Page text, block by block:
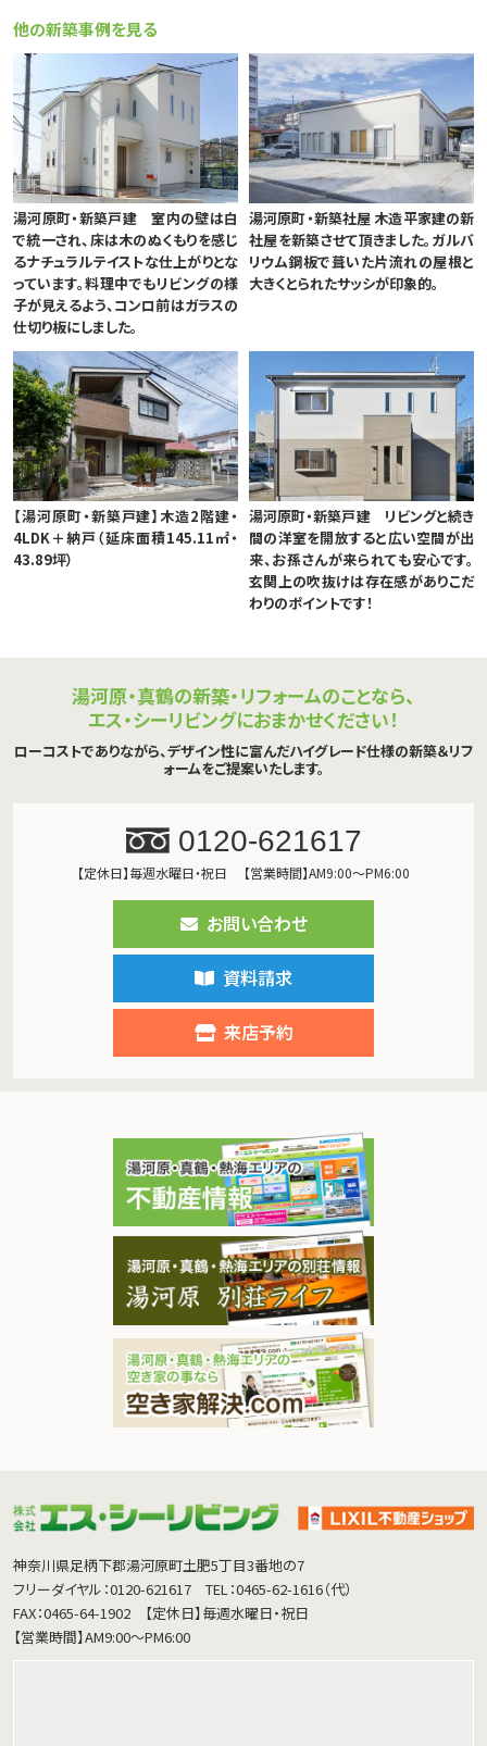
他の新築事例を見る
湯河原町・新築戸建 室内の壁は白
で統一され、床は木のぬくもりを感じ
るナチュラルテイストな仕上がりとな
っています。料理中でもリビングの様
子が見えるよう、コンロ前はガラスの
仕切り板にしました。
湯河原町・新築社屋 木造平家建の新
社屋を新築させて頂きました。ガルバ
リウム鋼板で葺いた片流れの屋根と
大きくとられたサッシが印象的。
【湯河原町・新築戸建】木造2階建・
4LDK＋納戸（延床面積145.11㎡・
43.89坪）
湯河原町・新築戸建 リビングと続き
間の洋室を開放すると広い空間が出
来、お孫さんが来られても安心です。
玄関上の吹抜けは存在感がありこだ
わりのポイントです！
湯河原・真鶴の新築・リフォームのことなら、
エス・シーリビングにおまかせください！
ローコストでありながら、デザイン性に富んだハイグレード仕様の新築＆リフ
ォームをご提案いたします。
0120-621617
【定休日】毎週水曜日・祝日 【営業時間】AM9:00～PM6:00
お問い合わせ
資料請求
来店予約
神奈川県足柄下郡湯河原町土肥5丁目3番地の7
フリーダイヤル：0120-621617
TEL：0465-62-1616（代）
FAX：0465-64-1902
【定休日】毎週水曜日・祝日
【営業時間】AM9:00～PM6:00